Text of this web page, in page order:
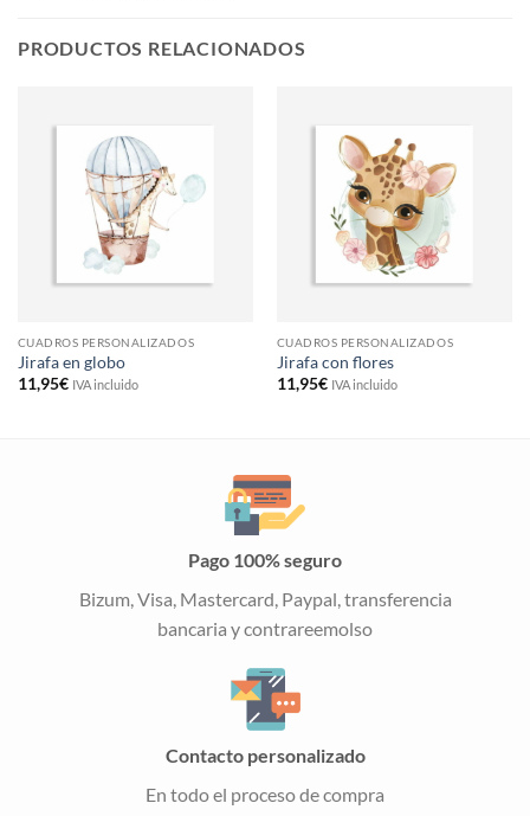
PRODUCTOS RELACIONADOS
CUADROS PERSONALIZADOS
Jirafa en globo
11,95€ IVA incluido
CUADROS PERSONALIZADOS
Jirafa con flores
11,95€ IVA incluido
Pago 100% seguro
Bizum, Visa, Mastercard, Paypal, transferencia
bancaria y contrareemolso
Contacto personalizado
En todo el proceso de compra